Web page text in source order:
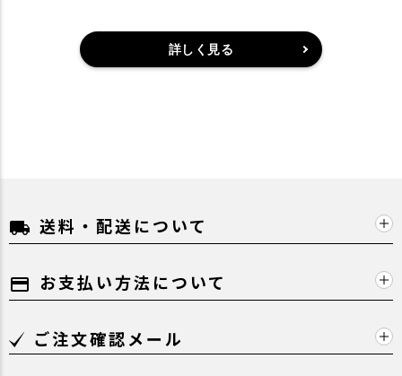
詳しく見る
local_shipping 送料・配送について
payment お支払い方法について
ご注文確認メール